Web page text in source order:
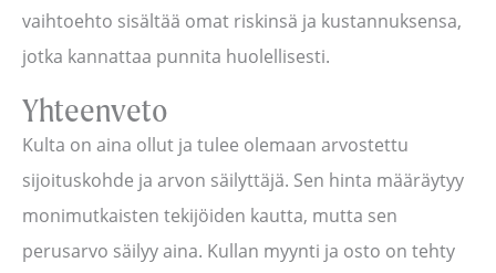
vaihtoehto sisältää omat riskinsä ja kustannuksensa,
jotka kannattaa punnita huolellisesti.
Yhteenveto
Kulta on aina ollut ja tulee olemaan arvostettu
sijoituskohde ja arvon säilyttäjä. Sen hinta määräytyy
monimutkaisten tekijöiden kautta, mutta sen
perusarvo säilyy aina. Kullan myynti ja osto on tehty